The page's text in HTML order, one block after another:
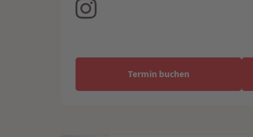
Termin buchen